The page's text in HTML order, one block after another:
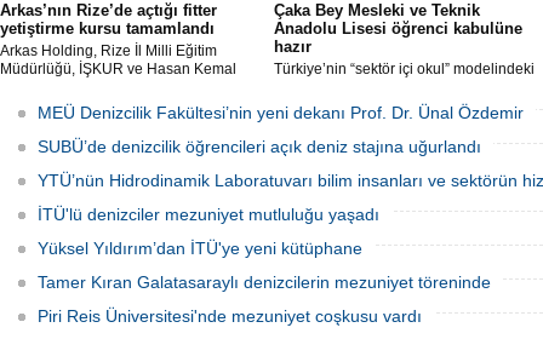
Arkas’nın Rize’de açtığı fitter
yetiştirme kursu tamamlandı
Arkas Holding, Rize İl Milli Eğitim
Müdürlüğü, İŞKUR ve Hasan Kemal
Tamir Ustası (Fitter) Yetiştirme Kursu’
tamamlandı. Kursu başarıyla
tamamlayıp sınavı geçecek adaylar
Arkas Deniz Ticaret Filosu’nda görev
alacak.
Çaka Bey Mesleki ve Teknik
Anadolu Lisesi öğrenci kabulüne
hazır
Türkiye’nin “sektör içi okul” modelindeki
Bakanlığı Çaka Bey Mesleki ve Teknik
Anadolu Lisesi, ilk öğrencilerini kabul
etmeye hazırlanıyor.
MEÜ Denizcilik Fakültesi’nin yeni dekanı Prof. Dr. Ünal Özdemir
SUBÜ’de denizcilik öğrencileri açık deniz stajına uğurlandı
YTÜ’nün Hidrodinamik Laboratuvarı bilim insanları ve sektörün
İTÜ'lü denizciler mezuniyet mutluluğu yaşadı
Yüksel Yıldırım’dan İTÜ'ye yeni kütüphane
Tamer Kıran Galatasaraylı denizcilerin mezuniyet töreninde
Piri Reis Üniversitesi'nde mezuniyet coşkusu vardı